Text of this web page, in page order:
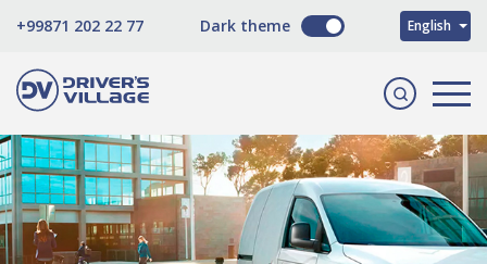
+99871 202 22 77 Dark theme English
O'zbekcha